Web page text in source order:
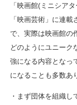
「映画館(ミニシア
「映画芸術」に連
で、実際は映画館の
どのようにユニーク
強になる内容となっ
になることも多数あ
・まず団体を組織し